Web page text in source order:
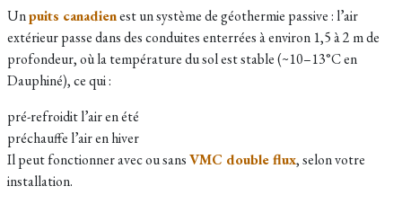
Unpuits canadienest un système de géothermie passive : l’air
extérieur passe dans des conduites enterrées à environ 1,5 à 2 m de
profondeur, où la température du sol est stable (~10–13°C en
Dauphiné), ce qui :
pré-refroidit l’air en été
préchauffe l’air en hiver
Il peut fonctionner avec ou sansVMC double flux, selon votre
installation.